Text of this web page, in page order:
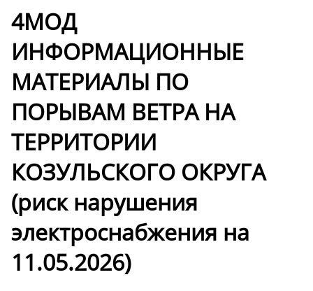
4МОД
ИНФОРМАЦИОННЫЕ
МАТЕРИАЛЫ ПО
ПОРЫВАМ ВЕТРА НА
ТЕРРИТОРИИ
КОЗУЛЬСКОГО ОКРУГА
(риск нарушения
электроснабжения на
11.05.2026)